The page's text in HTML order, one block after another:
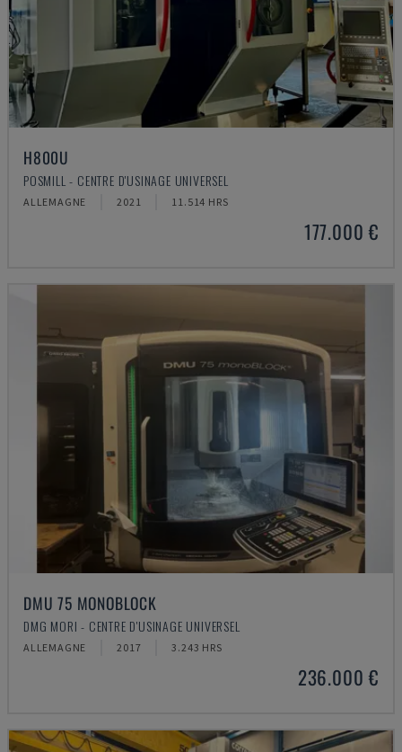
H800U
POSMILL - CENTRE D'USINAGE UNIVERSEL
ALLEMAGNE 2021 11.514 HRS
177.000 €
DMU 75 MONOBLOCK
DMG MORI - CENTRE D'USINAGE UNIVERSEL
ALLEMAGNE 2017 3.243 HRS
236.000 €